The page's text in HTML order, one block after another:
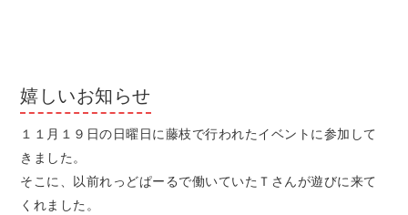
嬉しいお知らせ
１１月１９日の日曜日に藤枝で行われたイベントに参加して
きました。
そこに、以前れっどぱーるで働いていたＴさんが遊びに来て
くれました。